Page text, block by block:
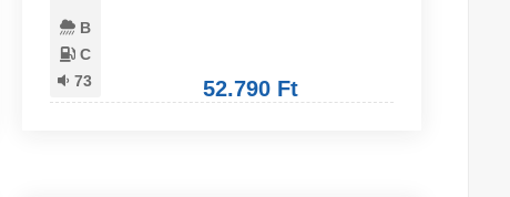
B
C
73
52.790 Ft